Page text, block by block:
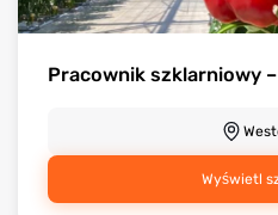
Pracownik szklarniowy
Wyświetl